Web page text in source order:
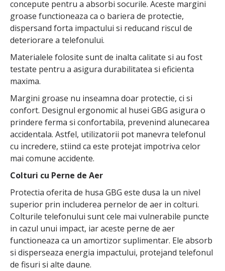
concepute pentru a absorbi socurile. Aceste margini
groase functioneaza ca o bariera de protectie,
dispersand forta impactului si reducand riscul de
deteriorare a telefonului.
Materialele folosite sunt de inalta calitate si au fost
testate pentru a asigura durabilitatea si eficienta
maxima.
Margini groase nu inseamna doar protectie, ci si
confort. Designul ergonomic al husei GBG asigura o
prindere ferma si confortabila, prevenind alunecarea
accidentala. Astfel, utilizatorii pot manevra telefonul
cu incredere, stiind ca este protejat impotriva celor
mai comune accidente.
Colturi cu Perne de Aer
Protectia oferita de husa GBG este dusa la un nivel
superior prin includerea pernelor de aer in colturi.
Colturile telefonului sunt cele mai vulnerabile puncte
in cazul unui impact, iar aceste perne de aer
functioneaza ca un amortizor suplimentar. Ele absorb
si disperseaza energia impactului, protejand telefonul
de fisuri si alte daune.